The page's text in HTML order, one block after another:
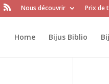
Nous découvrir Prix de
Home Bijus Biblio